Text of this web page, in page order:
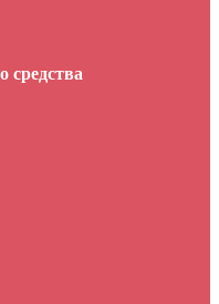
средства